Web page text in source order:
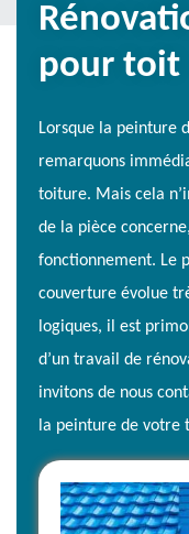
pour toit
Lorsque la peinture
remarquons
toiture. Mais cela
de la pièce
fonctionnement. Le
couverture évolue
logiques, il est
d’un travail de
invitons de nous
la peinture de votre